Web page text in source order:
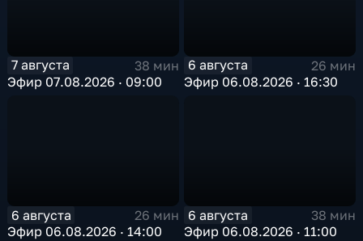
7 августа
38 мин
Эфир 07.08.2026 · 09:00
6 августа
26 мин
Эфир 06.08.2026 · 16:30
6 августа
26 мин
Эфир 06.08.2026 · 14:00
6 августа
38 мин
Эфир 06.08.2026 · 11:00